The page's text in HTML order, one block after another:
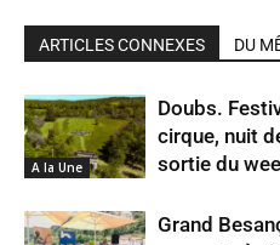
ARTICLES CONNEXES DU
A la Une
Doubs.
cirque, nuit
sortie du
Grand